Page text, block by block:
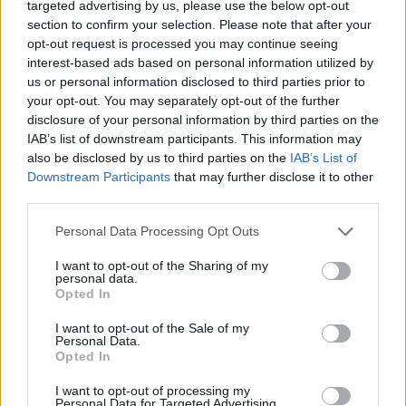
targeted advertising by us, please use the below opt-out
section to confirm your selection. Please note that after your
opt-out request is processed you may continue seeing
interest-based ads based on personal information utilized by
us or personal information disclosed to third parties prior to
your opt-out. You may separately opt-out of the further
disclosure of your personal information by third parties on the
IAB’s list of downstream participants. This information may
also be disclosed by us to third parties on the IAB’s List of
Downstream Participants that may further disclose it to other
Personal Data Processing Opt Outs
I want to opt-out of the Sharing of my
personal data.
Opted In
I want to opt-out of the Sale of my
Personal Data.
Opted In
I want to opt-out of processing my
Personal Data for Targeted Advertising.
autoridades competentes obligan desde el 4 de mayo
al uso de las mascarillas protectoras a todos los
ocupantes de la guagua y restringir el aforo del
vehículo -medidas que se han reforzado a través de
nueva señalética-, al tiempo que se está instalando en
cada guagua dispensadores de gel hidroalcohólico
como medida de autoprotección para los viajeros, al
igual que se lleva a cabo la colocación de mamparas
protectoras para el puesto de conductor.
La entrada en vigor de la fase 1 de la
en el
movilidad a los ciudadanos y apertura comercial, se ha
visto reflejada en la cifra de viajeros de Guaguas
Municipales, que ha crecido en los últimos días en torno
al 30% respecto a la semana anterior, donde aún
estaba vigente la denominada fase 0.
Guaguas Municipales, mientras que el mismo día de la